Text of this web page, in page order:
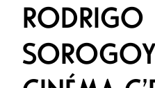
RODRIGO